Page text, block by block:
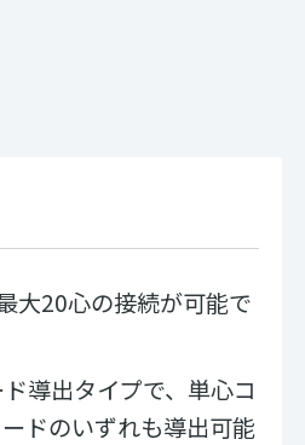
大20心の接続が可能で
導出タイプで、単心コ
ドのいずれも導出可能